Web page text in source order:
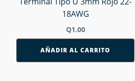
18AWG
Q1.00
AÑADIR AL CARRITO